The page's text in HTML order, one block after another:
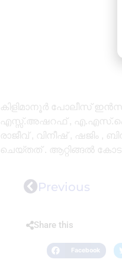
കിളിമാനൂർ പോലീസ്
എസ്സ്.അഷറഫ് ,
രാജീവ് , വിനീഷ് , ഷജിം
ചെയ്തത് . ആറ്റിങ്ങൽ
Previous
Share this
Facebook